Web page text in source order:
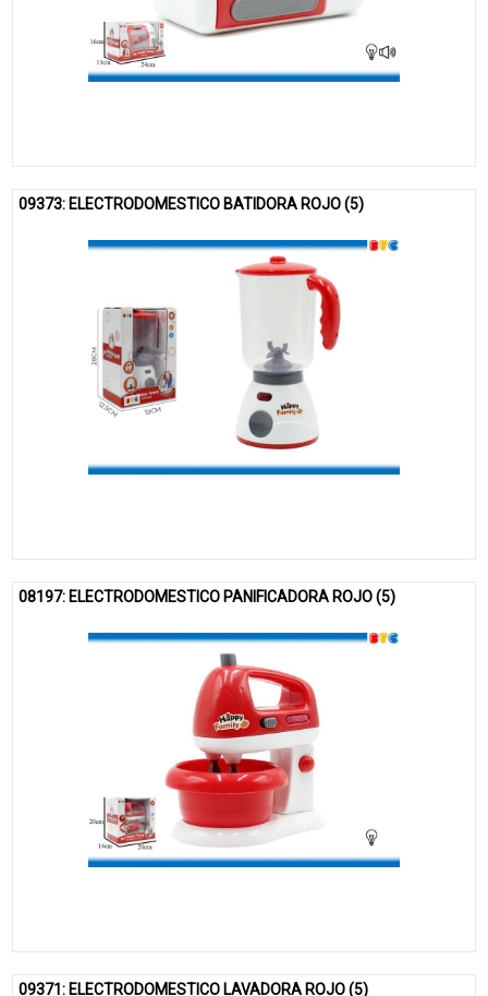
09373: ELECTRODOMESTICO BATIDORA ROJO (5)
08197: ELECTRODOMESTICO PANIFICADORA ROJO (5)
09371: ELECTRODOMESTICO LAVADORA ROJO (5)